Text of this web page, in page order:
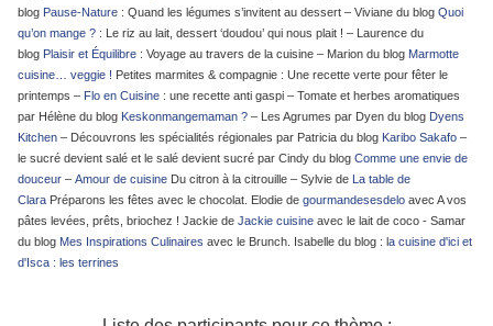
blog Pause-Nature : Quand les légumes s’invitent au dessert – Viviane du blog Quoi
qu’on mange ? : Le riz au lait, dessert ‘doudou’ qui nous plait ! – Laurence du
blog Plaisir et Équilibre : Voyage au travers de la cuisine – Marion du blog Marmotte
cuisine… veggie ! Petites marmites & compagnie : Une recette verte pour fêter le
printemps – Flo en Cuisine : une recette anti gaspi – Tomate et herbes aromatiques
par Hélène du blog Keskonmangemaman ? – Les Agrumes par Dyen du blog Dyens
Kitchen – Découvrons les spécialités régionales par Patricia du blog Karibo Sakafo –
le sucré devient salé et le salé devient sucré par Cindy du blog Comme une envie de
douceur – Amour de cuisine Du citron à la citrouille – Sylvie de La table de
Clara Préparons les fêtes avec le chocolat. Elodie de gourmandesesdelo avec A vos
pâtes levées, prêts, briochez ! Jackie de Jackie cuisine avec le lait de coco - Samar
du blog Mes Inspirations Culinaires avec le Brunch. Isabelle du blog : la cuisine d'ici et
d'Isca : les terrines